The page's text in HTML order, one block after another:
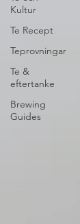
Kultur
Te Recept
Teprovningar
Te &
eftertanke
Brewing
Guides